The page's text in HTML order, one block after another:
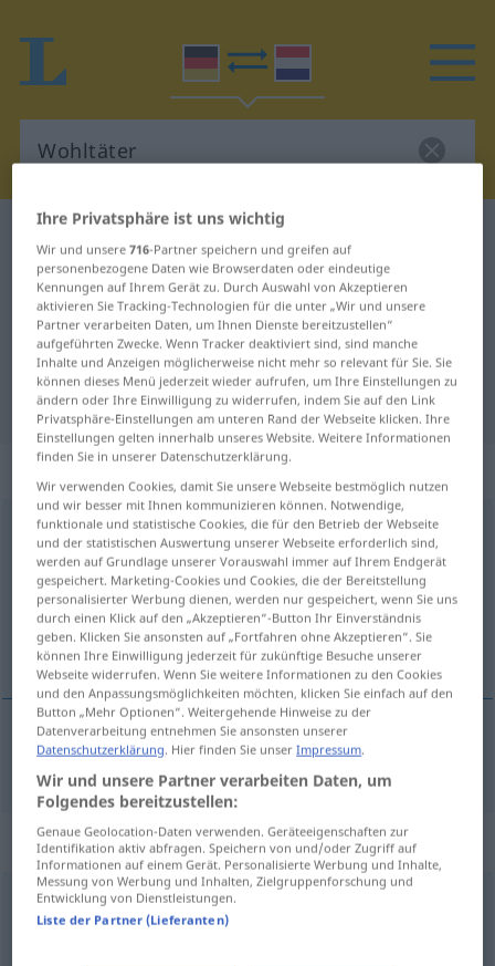
Deutsch-Niederländisch Wörterbuch
Deutsch-Niederländisch
Übersetzung für "Wohltäter"
"Wohltäter" Niederländisch
Übersetzung
„Wohltäter“: Maskulinum, männlich
Wohltäterm
Übersicht aller Übersetzungen
(Für mehr Details die Übersetzung anklicken/antippen)
weldoener
weldoener Wohltäter
Synonyme für "Wohltäter"
Mäzen,Spender,Geldgeber
Ihre Privatsphäre ist uns wichtig
Wir und unsere716-Partner speichern und greifen auf
personenbezogene Daten wie Browserdaten oder eindeutige
Kennungen auf Ihrem Gerät zu. Durch Auswahl von Akzeptieren
aktivieren Sie Tracking-Technologien für die unter „Wir und unsere
Partner verarbeiten Daten, um Ihnen Dienste bereitzustellen“
aufgeführten Zwecke. Wenn Tracker deaktiviert sind, sind manche
Inhalte und Anzeigen möglicherweise nicht mehr so relevant für Sie. Sie
können dieses Menü jederzeit wieder aufrufen, um Ihre Einstellungen zu
ändern oder Ihre Einwilligung zu widerrufen, indem Sie auf den Link
Privatsphäre-Einstellungen am unteren Rand der Webseite klicken. Ihre
Einstellungen gelten innerhalb unseres Website. Weitere Informationen
finden Sie in unserer Datenschutzerklärung.
Wir verwenden Cookies, damit Sie unsere Webseite bestmöglich nutzen
und wir besser mit Ihnen kommunizieren können. Notwendige,
funktionale und statistische Cookies, die für den Betrieb der Webseite
und der statistischen Auswertung unserer Webseite erforderlich sind,
werden auf Grundlage unserer Vorauswahl immer auf Ihrem Endgerät
gespeichert. Marketing-Cookies und Cookies, die der Bereitstellung
personalisierter Werbung dienen, werden nur gespeichert, wenn Sie uns
durch einen Klick auf den „Akzeptieren“-Button Ihr Einverständnis
geben. Klicken Sie ansonsten auf „Fortfahren ohne Akzeptieren“. Sie
können Ihre Einwilligung jederzeit für zukünftige Besuche unserer
Webseite widerrufen. Wenn Sie weitere Informationen zu den Cookies
und den Anpassungsmöglichkeiten möchten, klicken Sie einfach auf den
Button „Mehr Optionen“. Weitergehende Hinweise zu der
Datenverarbeitung entnehmen Sie ansonsten unserer
Datenschutzerklärung. Hier finden Sie unserImpressum.
Wir und unsere Partner verarbeiten Daten, um
Folgendes bereitzustellen:
Genaue Geolocation-Daten verwenden. Geräteeigenschaften zur
Identifikation aktiv abfragen. Speichern von und/oder Zugriff auf
Informationen auf einem Gerät. Personalisierte Werbung und Inhalte,
Messung von Werbung und Inhalten, Zielgruppenforschung und
Entwicklung von Dienstleistungen.
Liste der Partner (Lieferanten)